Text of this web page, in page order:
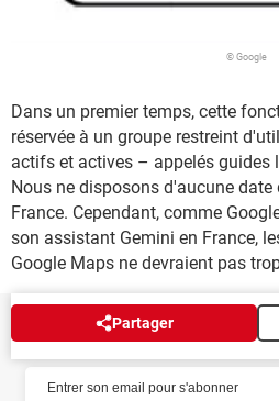
© Google
Dans un premier temps, cette
réservée à un groupe restreint
actifs et actives – appelés guides
Nous ne disposons d'aucune
France. Cependant, comme
son assistant Gemini en France,
Google Maps ne devraient pas
Partager
NEWSLETTER